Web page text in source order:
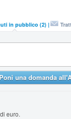
in pubblico (2) |
una domanda
euro.